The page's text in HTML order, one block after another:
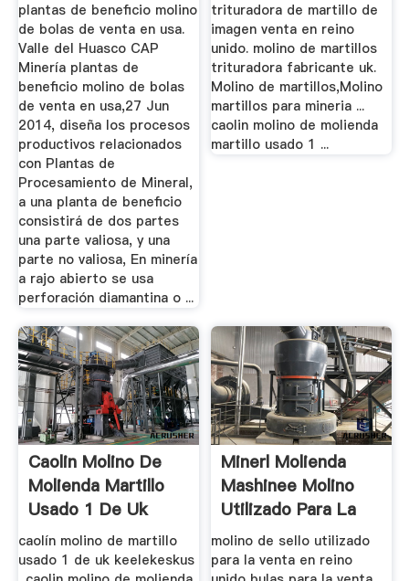
plantas de beneficio molino
de bolas de venta en usa.
Valle del Huasco CAP
Minería plantas de
beneficio molino de bolas
de venta en usa,27 Jun
2014, diseña los procesos
productivos relacionados
con Plantas de
Procesamiento de Mineral,
a una planta de beneficio
consistirá de dos partes
una parte valiosa, y una
parte no valiosa, En minería
a rajo abierto se usa
perforación diamantina o ...
trituradora de martillo de
imagen venta en reino
unido. molino de martillos
trituradora fabricante uk.
Molino de martillos,Molino
martillos para mineria ...
caolin molino de molienda
martillo usado 1 ...
Caolin Molino De
Molienda Martillo
Usado 1 De Uk
caolín molino de martillo
usado 1 de uk keelekeskus
Minerl Molienda
Mashinee Molino
Utilizado Para La
Venta En ...
molino de sello utilizado
para la venta en reino